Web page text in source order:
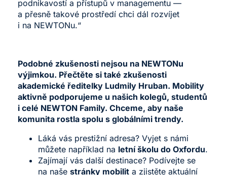
podnikavostí a přístupů v managementu —
a přesně takové prostředí chci dál rozvíjet
i na NEWTONu.“
Podobné zkušenosti nejsou na NEWTONu
výjimkou. Přečtěte si také zkušenosti
akademické ředitelky Ludmily Hruban. Mobility
aktivně podporujeme u našich kolegů, studentů
i celé NEWTON Family. Chceme, aby naše
komunita rostla spolu s globálními trendy.
Láká vás prestižní adresa? Vyjet s námi
můžete například na letní školu do Oxfordu.
Zajímají vás další destinace? Podívejte se
na naše stránky mobilita zjistěte aktuální